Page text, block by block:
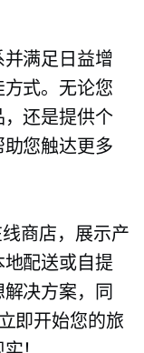
满足日益增
式。无论您
还是提供个
您触达更多
商店，展示产
配送或自提
决方案，同
立即开始您的旅